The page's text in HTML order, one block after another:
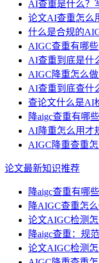
AI查重是什么？
论文AI查重怎么
什么是合规的
AIGC查重有哪
AI查重到底是什
AIGC降重怎么做
AI查重到底查什
查论文什么是AI
降aigc查重有哪
AI降重怎么用才
AIGC降重查重
论文最新知识推荐
降aigc查重有哪
降AIGC查重怎
论文AIGC检测
降aigc查重：规
论文AIGC检测